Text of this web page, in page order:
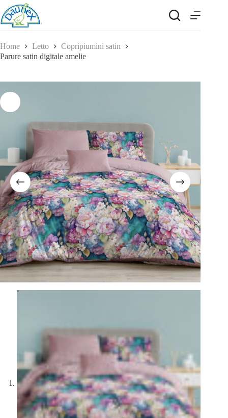
Salta
al
contenuto
Home Letto
Copripiumini satin
Parure satin digitale amelie